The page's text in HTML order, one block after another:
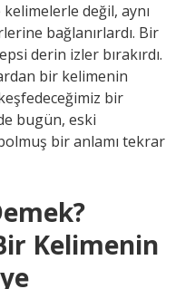
değil, aynı
bağlanırlardı. Bir
derin izler bırakırdı.
bir kelimenin
bir
bugün, eski
bir anlamı tekrar
Kelimenin